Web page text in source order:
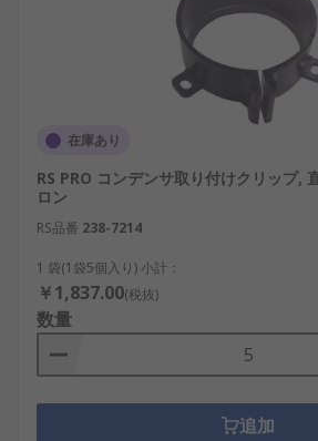
在庫あり
RS PRO コンデンサ取り付けクリップ,
ロン
RS品番 238-7214
1 袋(1袋5個入り) 小計：
￥1,837.00(税抜)
数量
追加